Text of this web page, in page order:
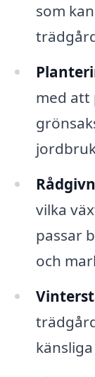
som
med att
vilka
passar
och